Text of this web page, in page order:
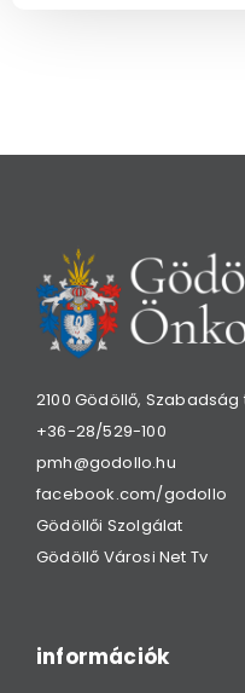
2100 Gödöllő, Szabadság
+36-28/529-100
pmh@godollo.hu
facebook.com/godollo
Gödöllői Szolgálat
Gödöllő Városi Net Tv
információk